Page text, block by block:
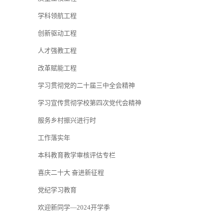
学科领航工程
创新驱动工程
人才强教工程
改革赋能工程
学习贯彻党的二十届三中全会精神
学习宣传贯彻学校第四次党代会精神
服务乡村振兴进行时
工作落实年
本科教育教学审核评估专栏
喜庆二十大 奋进新征程
党纪学习教育
欢迎新同学—2024开学季